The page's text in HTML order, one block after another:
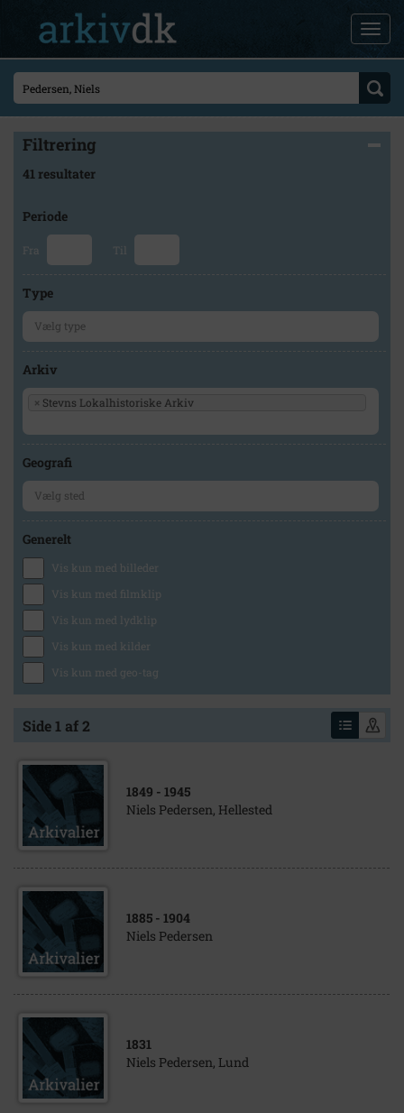
Filtrering
41 resultater
Periode
Fra Til
Type
Arkiv
× Stevns Lokalhistoriske Arkiv
Geografi
Generelt
Vis kun med billeder
Vis kun med filmklip
Vis kun med lydklip
Vis kun med kilder
Vis kun med geo-tag
Side 1 af 2
1849 - 1945
Niels Pedersen, Hellested
1885 - 1904
Niels Pedersen
1831
Niels Pedersen, Lund